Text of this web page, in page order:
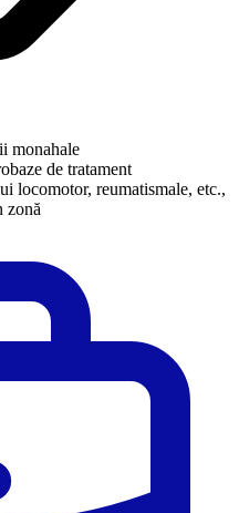
monahale
de tratament
locomotor, reumatismale, etc.,
zonă